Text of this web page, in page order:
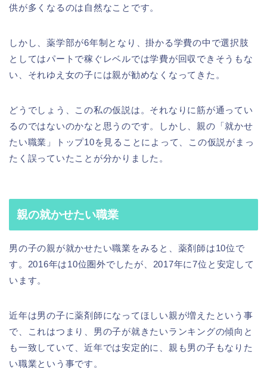
供が多くなるのは自然なことです。
しかし、薬学部が6年制となり、掛かる学費の中で選択肢
としてはパートで稼ぐレベルでは学費が回収できそうもな
い、それゆえ女の子には親が勧めなくなってきた。
どうでしょう、この私の仮説は。それなりに筋が通ってい
るのではないのかなと思うのです。しかし、親の「就かせ
たい職業」トップ10を見ることによって、この仮説がまっ
たく誤っていたことが分かりました。
親の就かせたい職業
男の子の親が就かせたい職業をみると、薬剤師は10位で
す。2016年は10位圏外でしたが、2017年に7位と安定して
います。
近年は男の子に薬剤師になってほしい親が増えたという事
で、これはつまり、男の子が就きたいランキングの傾向と
も一致していて、近年では安定的に、親も男の子もなりた
い職業という事です。